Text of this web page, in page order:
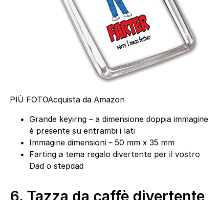
PIÙ FOTOAcquista da Amazon
Grande keyirng – a dimensione doppia immagine
è presente su entrambi i lati
Immagine dimensioni – 50 mm x 35 mm
Farting a tema regalo divertente per il vostro
Dad o stepdad
6. Tazza da caffè divertente